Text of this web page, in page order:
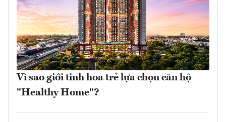
Vì sao giới tinh hoa trẻ lựa chọn căn hộ
"Healthy Home"?